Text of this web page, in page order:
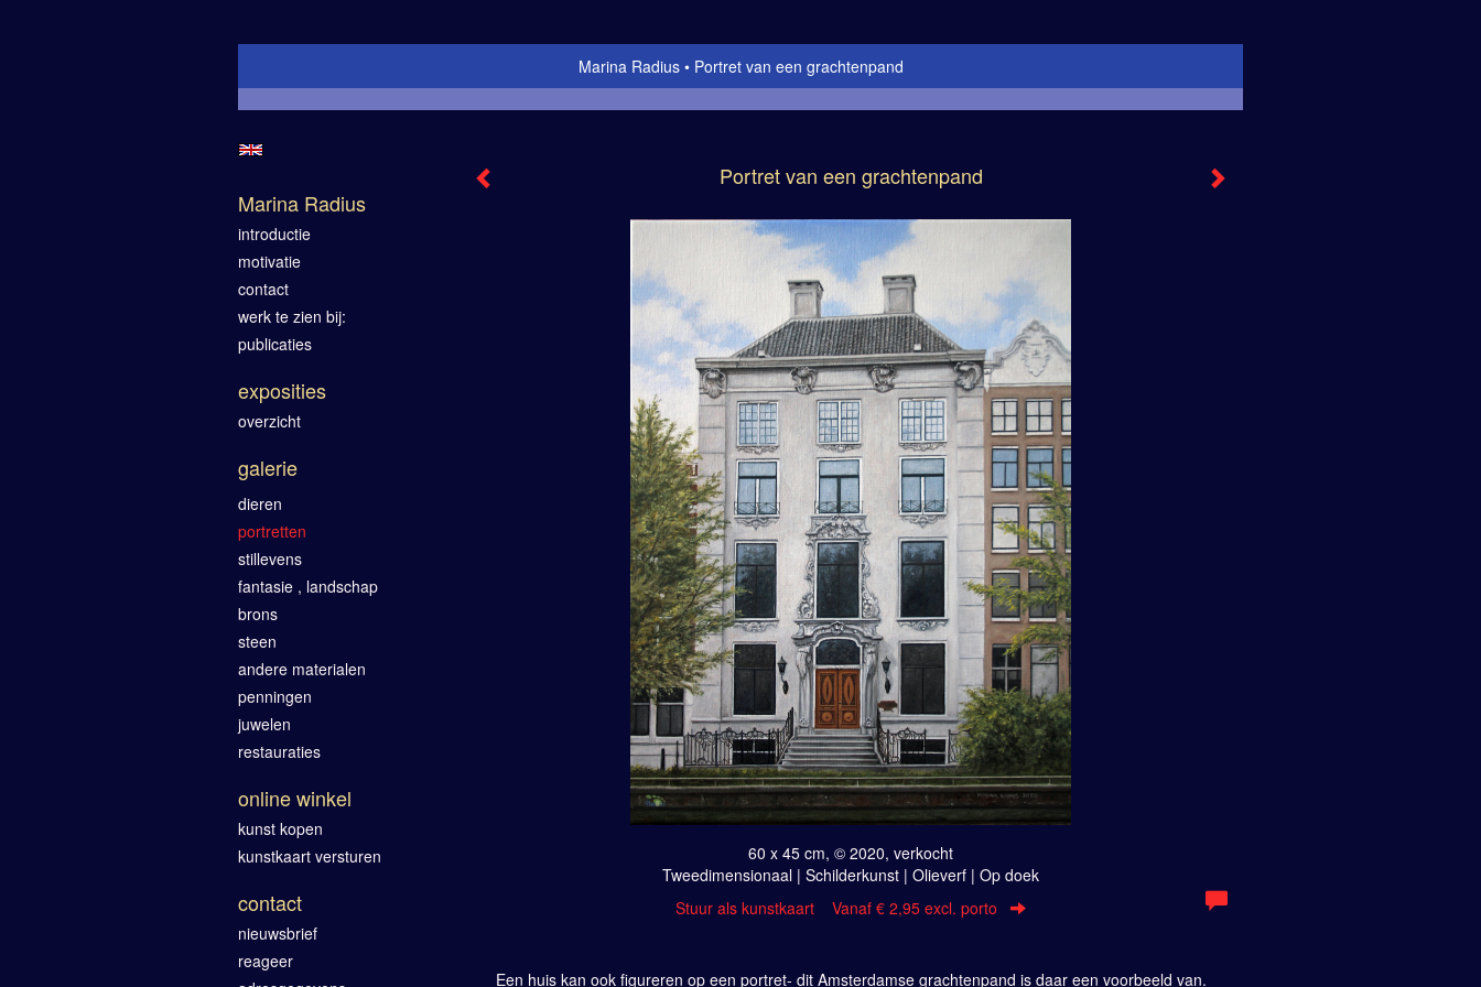
Marina Radius Portret van een grachtenpand
Portret van een grachtenpand
60 x 45 cm, © 2020, verkocht
Tweedimensionaal | Schilderkunst | Olieverf | Op doek
Stuur als kunstkaart Vanaf € 2,95 excl. porto
Een huis kan ook figureren op een portret- dit Amsterdamse grachtenpand is daar een voorbeeld van.
Marina Radius
introductie
motivatie
contact
werk te zien bij:
publicaties
exposities
overzicht
galerie
dieren
portretten
stillevens
fantasie , landschap
brons
steen
andere materialen
penningen
juwelen
restauraties
online winkel
kunst kopen
kunstkaart versturen
contact
nieuwsbrief
reageer